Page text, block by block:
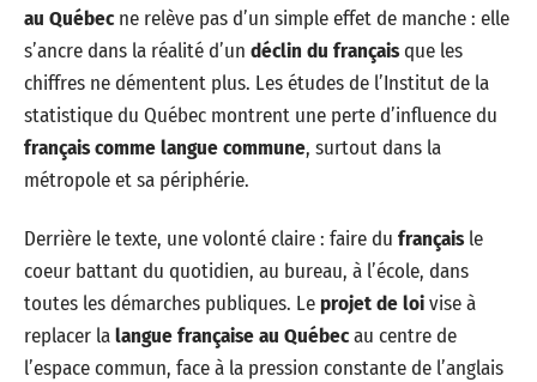
au Québecne relève pas d’un simple effet de manche : elle
s’ancre dans la réalité d’un déclin du françaisque les
chiffres ne démentent plus. Les études de l’Institut de la
statistique du Québec montrent une perte d’influence du
français comme langue commune, surtout dans la
métropole et sa périphérie.
Derrière le texte, une volonté claire : faire du françaisle
coeur battant du quotidien, au bureau, à l’école, dans
toutes les démarches publiques. Leprojet de loivise à
replacer lalangue française au Québecau centre de
l’espace commun, face à la pression constante de l’anglais